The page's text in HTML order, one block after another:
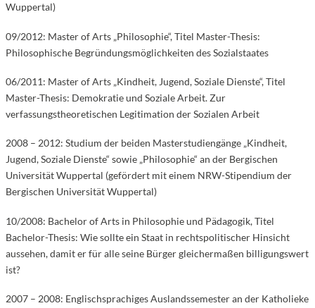
Wuppertal)
09/2012: Master of Arts „Philosophie“, Titel Master-Thesis:
Philosophische Begründungsmöglichkeiten des Sozialstaates
06/2011: Master of Arts „Kindheit, Jugend, Soziale Dienste“, Titel
Master-Thesis: Demokratie und Soziale Arbeit. Zur
verfassungstheoretischen Legitimation der Sozialen Arbeit
2008 – 2012: Studium der beiden Masterstudiengänge „Kindheit,
Jugend, Soziale Dienste“ sowie „Philosophie“ an der Bergischen
Universität Wuppertal (gefördert mit einem NRW-Stipendium der
Bergischen Universität Wuppertal)
10/2008: Bachelor of Arts in Philosophie und Pädagogik, Titel
Bachelor-Thesis: Wie sollte ein Staat in rechtspolitischer Hinsicht
aussehen, damit er für alle seine Bürger gleichermaßen billigungswert
ist?
2007 – 2008: Englischsprachiges Auslandssemester an der Katholieke